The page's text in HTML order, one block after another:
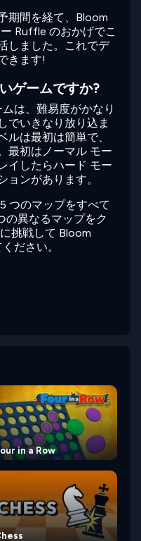
期間を経て、Bloom
Ruffle のおかげでこ
しました。これでデ
きます!
ゲームですか?
は、難易度がかなり
でいきなり放り込ま
は最初は簡単で、
最初はノーマル モー
イしたらハード モー
ョンがあります。
つのマップをすべて
の異なるマップをク
挑戦して Bloom
ださい。
in a Row